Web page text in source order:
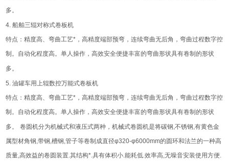
多。
4.船舶三辊对称式卷板机
特点：精度高、弯曲工艺*，高精度端部预弯，连续弯曲无后角，弯曲过程数字控
制。自动化程度高。单人操作，高效安全便捷丰富的弯曲形状具有卷制的形状
多。
5.油罐车用上辊数控万能式卷板机
特点：精度高、弯曲工艺*，高精度端部预弯，连续弯曲无后角，弯曲过程数字控
制。自动化程度高。单人操作，高效安全便捷丰富的弯曲形状具有卷制的形状
多。 卷圆机分为机械式和液压式两种，机械式卷圆机是将碳钢,不锈钢,有黄色金
属型材角钢,带钢,槽钢,管子等卷制成直径φ320-φ6000mm的圆环和法兰的一种高
质量,高效益的卷圆装置.其结构*.具有体积小.能耗低.效率高,无噪音安装使用方便.